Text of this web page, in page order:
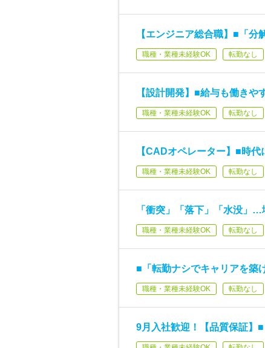
【エンジニア総合職】■「
職種・業種未経験OK 転勤なし
【設計開発】■給与も働きや
職種・業種未経験OK 転勤なし
【CADオペレーター】■時
職種・業種未経験OK 転勤なし
「衝突」「落下」「水没」…
職種・業種未経験OK 転勤なし
■「転勤ナシでキャリアを築
職種・業種未経験OK 転勤なし
9月入社歓迎！【品質保証】